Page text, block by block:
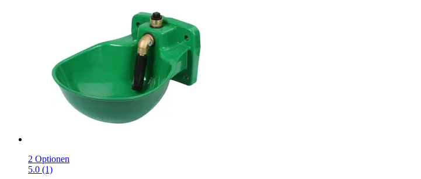
2 Optionen
5.0 (1)